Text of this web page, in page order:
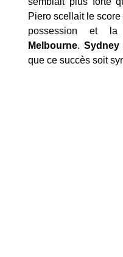
Piero scellait le
possession et la
Melbourne.Sydney
que ce succès soit